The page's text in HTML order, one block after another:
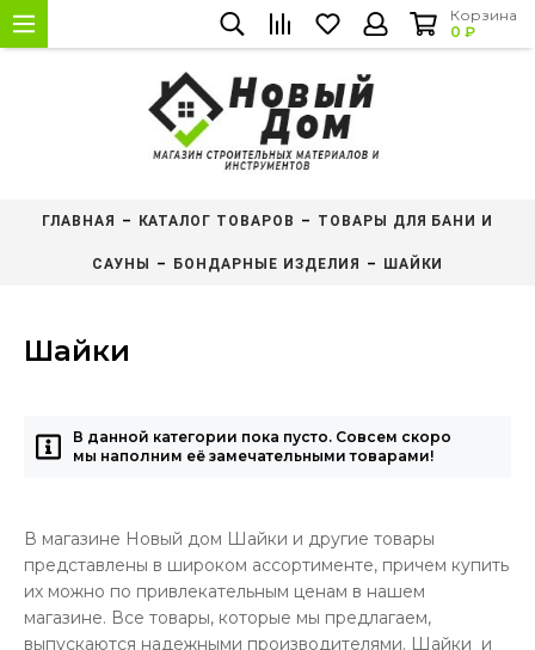
Корзина
0 ₽
ГЛАВНАЯ КАТАЛОГ ТОВАРОВ ТОВАРЫ ДЛЯ БАНИ И
САУНЫ БОНДАРНЫЕ ИЗДЕЛИЯ ШАЙКИ
Шайки
В данной категории пока пусто. Совсем скоро
мы наполним её замечательными товарами!
В магазине Новый дом Шайки и другие товары
представлены в широком ассортименте, причем купить
их можно по привлекательным ценам в нашем
магазине. Все товары, которые мы предлагаем,
выпускаются надежными производителями. Шайки и